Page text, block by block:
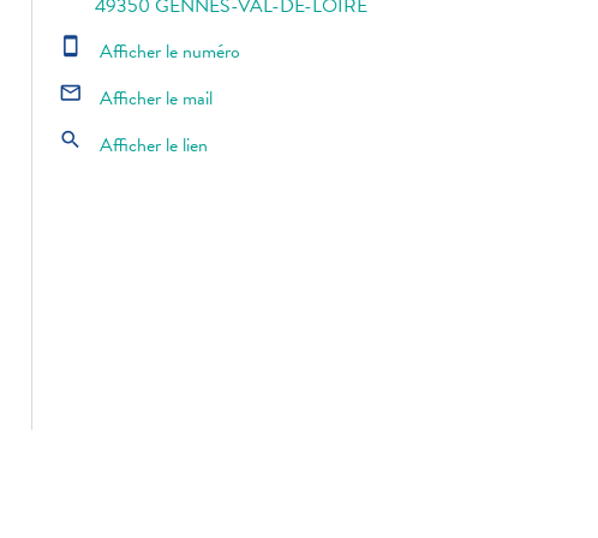
49350 GENNES-VAL-DE-LOIRE
smartphone Afficher le numéro
mail_outline Afficher le mail
search Afficher le lien